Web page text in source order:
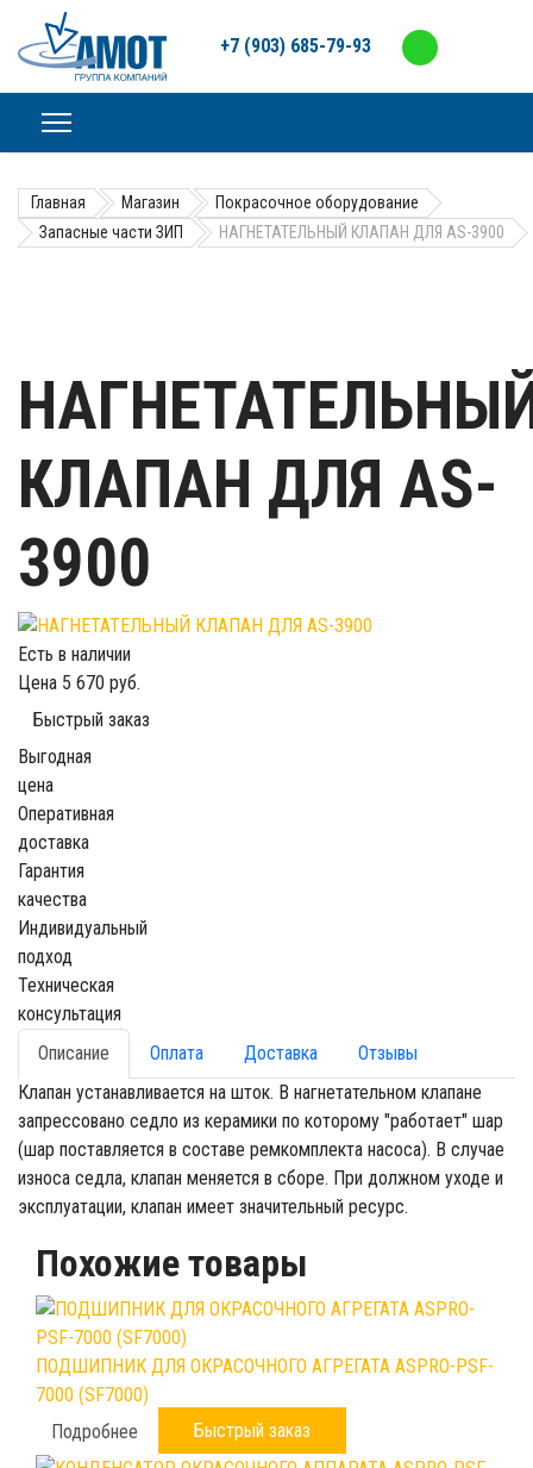
+7 (903) 685-79-93
Главная Магазин
Покрасочное оборудование
Запасные части ЗИП
НАГНЕТАТЕЛЬНЫЙ КЛАПАН ДЛЯ AS-3900
КЛАПАН ДЛЯ AS-
3900
Есть в наличии
Цена 5 670 руб.
Быстрый заказ
Выгодная
цена
Оперативная
доставка
Гарантия
качества
Индивидуальный
подход
Техническая
консультация
Описание
Оплата Доставка
Отзывы
Клапан устанавливается на шток. В нагнетательном клапане
запрессовано седло из керамики по которому "работает" шар
(шар поставляется в составе ремкомплекта насоса). В случае
износа седла, клапан меняется в сборе. При должном уходе и
эксплуатации, клапан имеет значительный ресурс.
Похожие товары
ПОДШИПНИК ДЛЯ ОКРАСОЧНОГО АГРЕГАТА ASPRO-PSF-
7000 (SF7000)
Подробнее
Быстрый заказ